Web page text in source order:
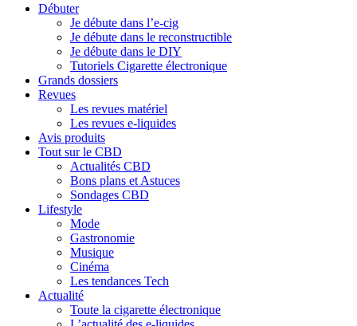
Débuter
Je débute dans l’e-cig
Je débute dans le reconstructible
Je débute dans le DIY
Tutoriels Cigarette électronique
Grands dossiers
Revues
Les revues matériel
Les revues e-liquides
Avis produits
Tout sur le CBD
Actualités CBD
Bons plans et Astuces
Sondages CBD
Lifestyle
Mode
Gastronomie
Musique
Cinéma
Les tendances Tech
Actualité
Toute la cigarette électronique